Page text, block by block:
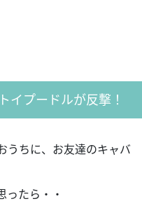
イプードルが反撃！
うちに、お友達のキャバ
ったら・・